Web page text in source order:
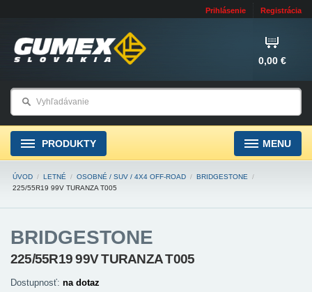
Prihlásenie Registrácia
0,00 €
PRODUKTY MENU
ÚVOD / LETNÉ / OSOBNÉ / SUV / 4X4 OFF-ROAD / BRIDGESTONE
/
225/55R19 99V TURANZA T005
BRIDGESTONE
225/55R19 99V TURANZA T005
Dostupnosť: na dotaz